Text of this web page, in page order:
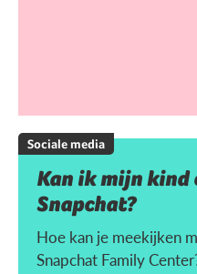
Sociale media
Kan ik mijn
Snapchat?
Hoe kan je meekijken
Snapchat Family